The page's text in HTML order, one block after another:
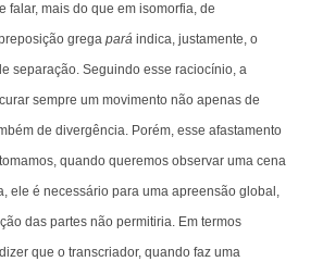
falar, mais do que em isomorfia, de
grega pará indica, justamente, o
separação. Seguindo esse raciocínio, a
sempre um movimento não apenas de
de divergência. Porém, esse afastamento
quando queremos observar uma cena
ele é necessário para uma apreensão global,
das partes não permitiria. Em termos
que o transcriador, quando faz uma